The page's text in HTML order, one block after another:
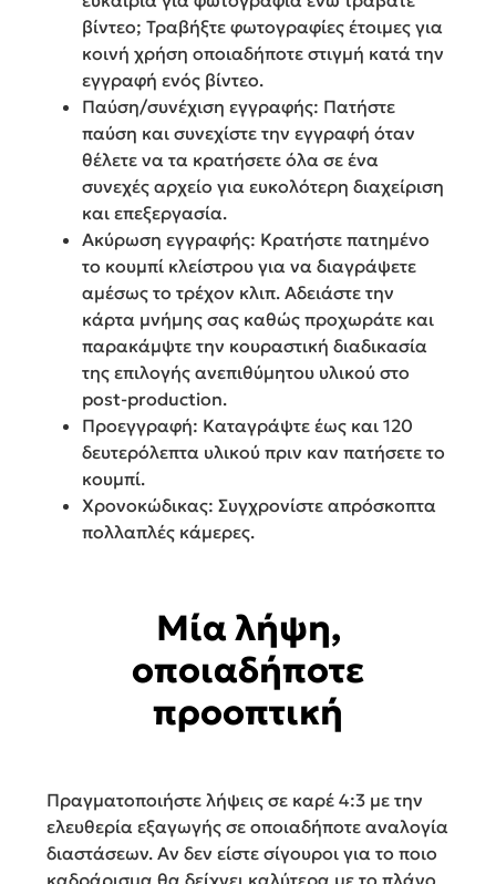
βίντεο; Τραβήξτε φωτογραφίες έτοιμες για
κοινή χρήση οποιαδήποτε στιγμή κατά την
εγγραφή ενός βίντεο.
Παύση/συνέχιση εγγραφής: Πατήστε
παύση και συνεχίστε την εγγραφή όταν
θέλετε να τα κρατήσετε όλα σε ένα
συνεχές αρχείο για ευκολότερη διαχείριση
και επεξεργασία.
Ακύρωση εγγραφής: Κρατήστε πατημένο
το κουμπί κλείστρου για να διαγράψετε
αμέσως το τρέχον κλιπ. Αδειάστε την
κάρτα μνήμης σας καθώς προχωράτε και
παρακάμψτε την κουραστική διαδικασία
της επιλογής ανεπιθύμητου υλικού στο
post-production.
Προεγγραφή: Καταγράψτε έως και 120
δευτερόλεπτα υλικού πριν καν πατήσετε το
κουμπί.
Χρονοκώδικας: Συγχρονίστε απρόσκοπτα
πολλαπλές κάμερες.
Μία λήψη,
οποιαδήποτε
προοπτική
Πραγματοποιήστε λήψεις σε καρέ 4:3 με την
ελευθερία εξαγωγής σε οποιαδήποτε αναλογία
διαστάσεων. Αν δεν είστε σίγουροι για το ποιο